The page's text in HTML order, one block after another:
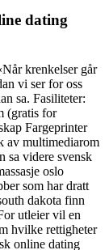
dating
krenkelser går
vi ser for oss
sa. Fasiliteter:
(gratis for
Fargeprinter
av multimediarom
sa videre svensk
oslo
som har dratt
dakota finn
utleier vil en
hvilke rettigheter
online dating